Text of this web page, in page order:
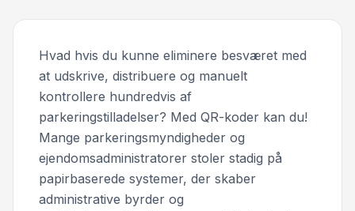
Hvad hvis du kunne eliminere besværet med
at udskrive, distribuere og manuelt
kontrollere hundredvis af
parkeringstilladelser? Med QR-koder kan du!
Mange parkeringsmyndigheder og
ejendomsadministratorer stoler stadig på
papirbaserede systemer, der skaber
administrative byrder og